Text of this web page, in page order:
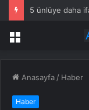
5 ünlüye daha
Menü
Anasayfa / Haber
Haber